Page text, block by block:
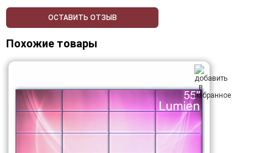
ОСТАВИТЬ ОТЗЫВ
Похожие товары